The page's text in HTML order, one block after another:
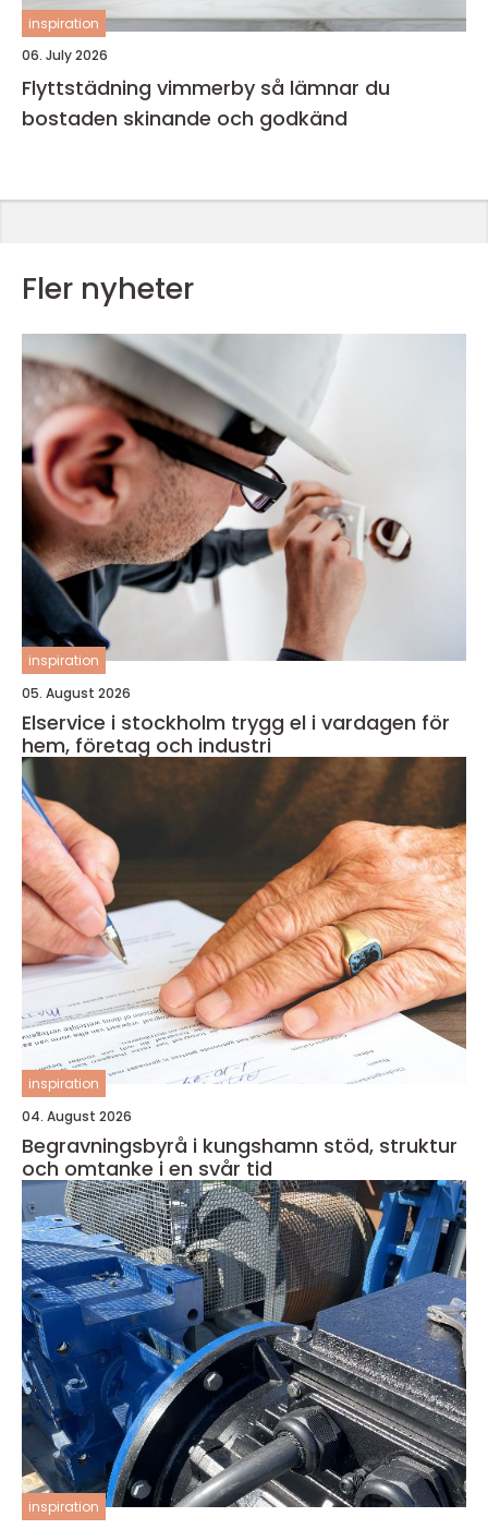
inspiration
06. July 2026
Flyttstädning vimmerby så lämnar du
bostaden skinande och godkänd
Fler nyheter
inspiration
05. August 2026
Elservice i stockholm trygg el i vardagen för
hem, företag och industri
inspiration
04. August 2026
Begravningsbyrå i kungshamn stöd, struktur
och omtanke i en svår tid
inspiration